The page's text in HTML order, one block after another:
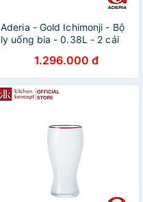
Aderia - Gold Ichimonji - Bộ
ly uống bia - 0.38L - 2 cái
1.296.000 đ